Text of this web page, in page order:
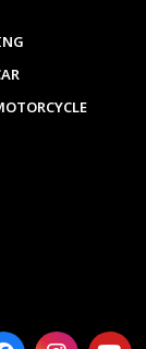
F I Y